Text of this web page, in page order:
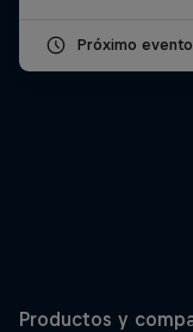
Próximo evento